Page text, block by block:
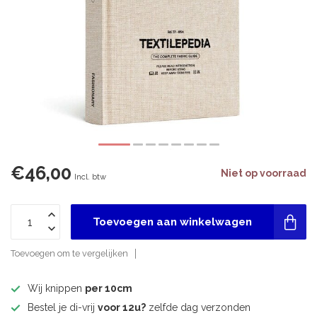
€46,00 Incl. btw Niet op voorraad
Toevoegen aan winkelwagen
Toevoegen om te vergelijken
Wij knippen per 10cm
Bestel je di-vrij voor 12u? zelfde dag verzonden